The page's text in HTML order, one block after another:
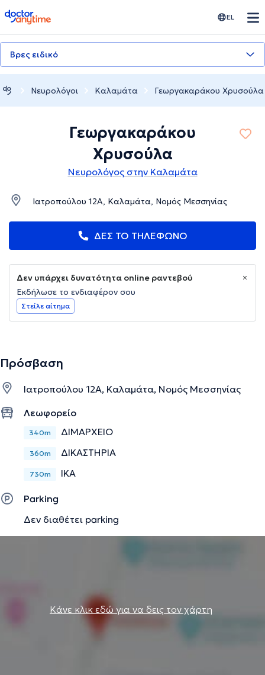
doctoranytime EL
Βρες ειδικό
Νευρολόγοι Καλαμάτα Γεωργακαράκου Χρυσούλα
Γεωργακαράκου
Χρυσούλα
Νευρολόγος στην Καλαμάτα
Ιατροπούλου 12Α, Καλαμάτα, Νομός Μεσσηνίας
ΔΕΣ ΤΟ ΤΗΛΕΦΩΝΟ
Δεν υπάρχει δυνατότητα online ραντεβού
Εκδήλωσε το ενδιαφέρον σου
Στείλε αίτημα
Πρόσβαση
Ιατροπούλου 12Α, Καλαμάτα, Νομός Μεσσηνίας
Λεωφορείο
340m ΔΙΜΑΡΧΕΙΟ
360m ΔΙΚΑΣΤΗΡΙΑ
730m ΙΚΑ
Parking
Δεν διαθέτει parking
Κάνε κλικ εδώ για να δεις τον χάρτη